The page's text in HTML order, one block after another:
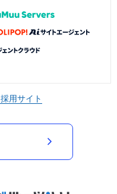
採用サイト